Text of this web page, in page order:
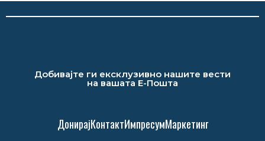
Добивајте ги ексклузивно нашите вести
на вашата Е-Пошта
ДонирајКонтактИмпресумМаркетинг